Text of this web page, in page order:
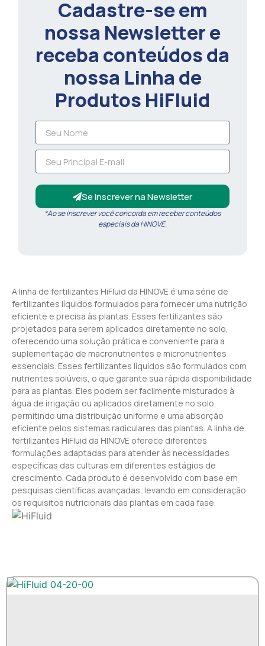
Cadastre-se em
nossa Newsletter e
receba conteúdos da
nossa Linha de
Produtos HiFluid
Se Inscrever na Newsletter
*Ao se inscrever você concorda em receber conteúdos
especiais da HINOVE.
A linha de fertilizantes HiFluid da HINOVE é uma série de
fertilizantes líquidos formulados para fornecer uma nutrição
eficiente e precisa às plantas. Esses fertilizantes são
projetados para serem aplicados diretamente no solo,
oferecendo uma solução prática e conveniente para a
suplementação de macronutrientes e micronutrientes
essenciais. Esses fertilizantes líquidos são formulados com
nutrientes solúveis, o que garante sua rápida disponibilidade
para as plantas. Eles podem ser facilmente misturados à
água de irrigação ou aplicados diretamente no solo,
permitindo uma distribuição uniforme e uma absorção
eficiente pelos sistemas radiculares das plantas. A linha de
fertilizantes HiFluid da HINOVE oferece diferentes
formulações adaptadas para atender às necessidades
específicas das culturas em diferentes estágios de
crescimento. Cada produto é desenvolvido com base em
pesquisas científicas avançadas, levando em consideração
os requisitos nutricionais das plantas em cada fase.